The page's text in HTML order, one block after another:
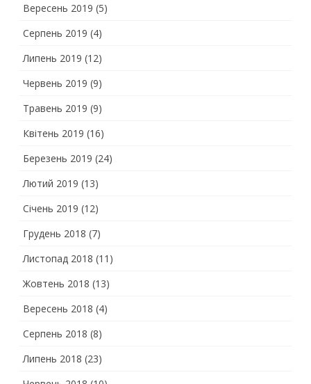
Вересень 2019 (5)
Серпень 2019 (4)
Липень 2019 (12)
Червень 2019 (9)
Травень 2019 (9)
Квітень 2019 (16)
Березень 2019 (24)
Лютий 2019 (13)
Січень 2019 (12)
Грудень 2018 (7)
Листопад 2018 (11)
Жовтень 2018 (13)
Вересень 2018 (4)
Серпень 2018 (8)
Липень 2018 (23)